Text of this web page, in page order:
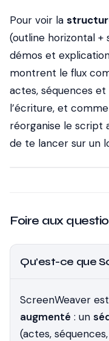
Pour voir la
(outline horizontal +
démos et
montrent le flux
actes, séquences
l’écriture, et
réorganise le script
de te lancer sur un
Foire aux
Qu’est-ce que
ScreenWeaver
augmenté : un
(actes,